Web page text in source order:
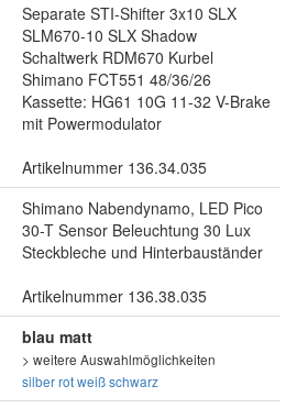
Separate STI-Shifter 3x10 SLX
SLM670-10 SLX Shadow
Schaltwerk RDM670 Kurbel
Shimano FCT551 48/36/26
Kassette: HG61 10G 11-32 V-Brake
mit Powermodulator
Artikelnummer 136.34.035
Shimano Nabendynamo, LED Pico
30-T Sensor Beleuchtung 30 Lux
Steckbleche und Hinterbauständer
Artikelnummer 136.38.035
blau matt
> weitere Auswahlmöglichkeiten
silberrotweißschwarz